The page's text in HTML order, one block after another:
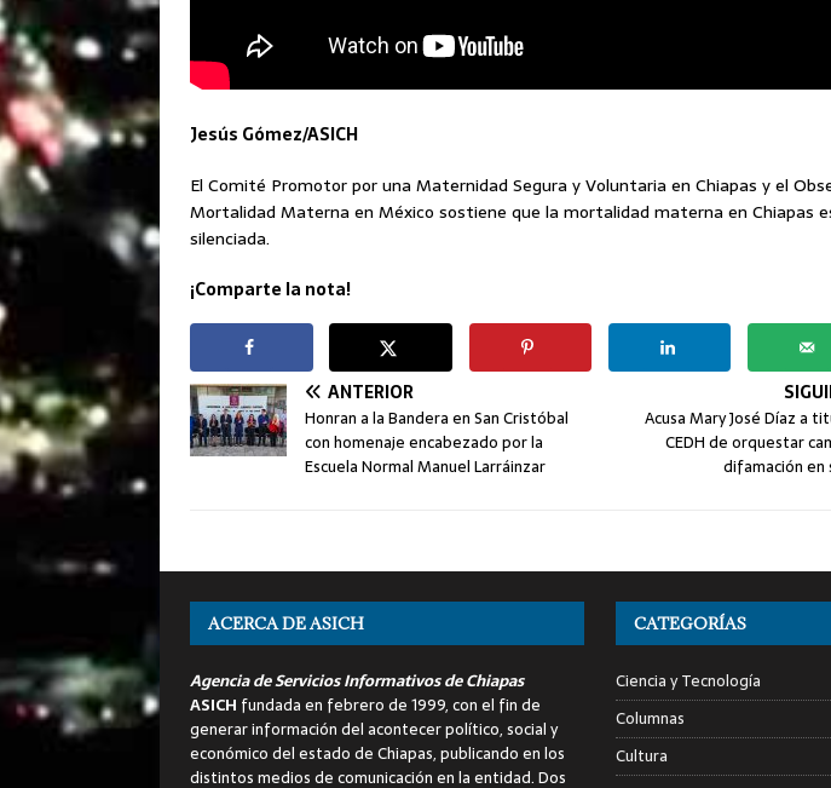
Jesús Gómez/ASICH
El Comité Promotor por una Maternidad Segura y Voluntaria en Chiapas y el
Mortalidad Materna en México sostiene que la mortalidad materna en Chiapas
silenciada.
¡Comparte la nota!
ANTERIOR
Honran a la Bandera en San Cristóbal
con homenaje encabezado por la
Escuela Normal Manuel Larráinzar
Acusa Mary José Díaz a
CEDH de orquestar
difamación en
ACERCA DE ASICH
Agencia de Servicios Informativos de Chiapas
ASICH fundada en febrero de 1999, con el fin de
generar información del acontecer político, social y
económico del estado de Chiapas, publicando en los
distintos medios de comunicación en la entidad. Dos
CATEGORÍAS
Ciencia y Tecnología
Columnas
Cultura